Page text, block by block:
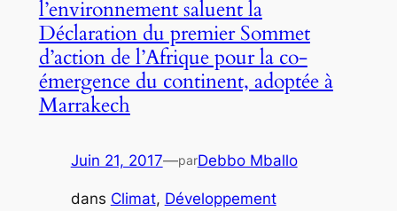
l’environnement saluent la
Déclaration du premier Sommet
d’action de l’Afrique pour la co-
émergence du continent, adoptée à
Marrakech
Juin 21, 2017—parDebbo Mballo
dans Climat, Développement